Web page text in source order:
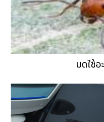
มดใช้